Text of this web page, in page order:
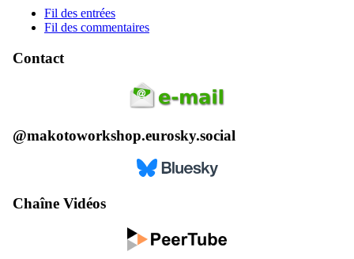
Fil des entrées
Fil des commentaires
Contact
@makotoworkshop.eurosky.social
Chaîne Vidéos